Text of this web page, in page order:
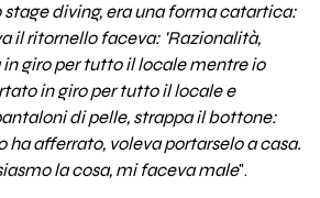
diving, era una forma catartica:
il ritornello faceva: 'Razionalità,
giro per tutto il locale mentre io
in giro per tutto il locale e
di pelle, strappa il bottone:
afferrato, voleva portarselo a casa.
la cosa, mi faceva male".